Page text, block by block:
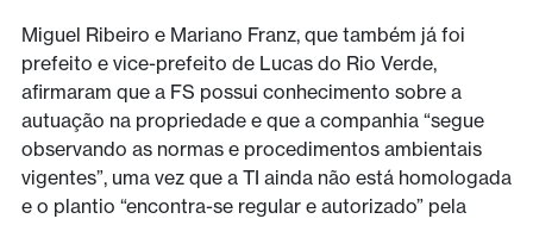
Miguel Ribeiro e Mariano Franz, que também já foi
prefeito e vice-prefeito de Lucas do Rio Verde,
afirmaram que a FS possui conhecimento sobre a
autuação na propriedade e que a companhia “segue
observando as normas e procedimentos ambientais
vigentes”, uma vez que a TI ainda não está homologada
e o plantio “encontra-se regular e autorizado” pela